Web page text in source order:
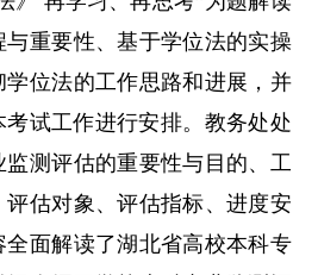
重要性、基于学位法的实操
位法的工作思路和进展，并
考试工作进行安排。教务处处
测评估的重要性与目的、工
估对象、评估指标、进度安
面解读了湖北省高校本科专